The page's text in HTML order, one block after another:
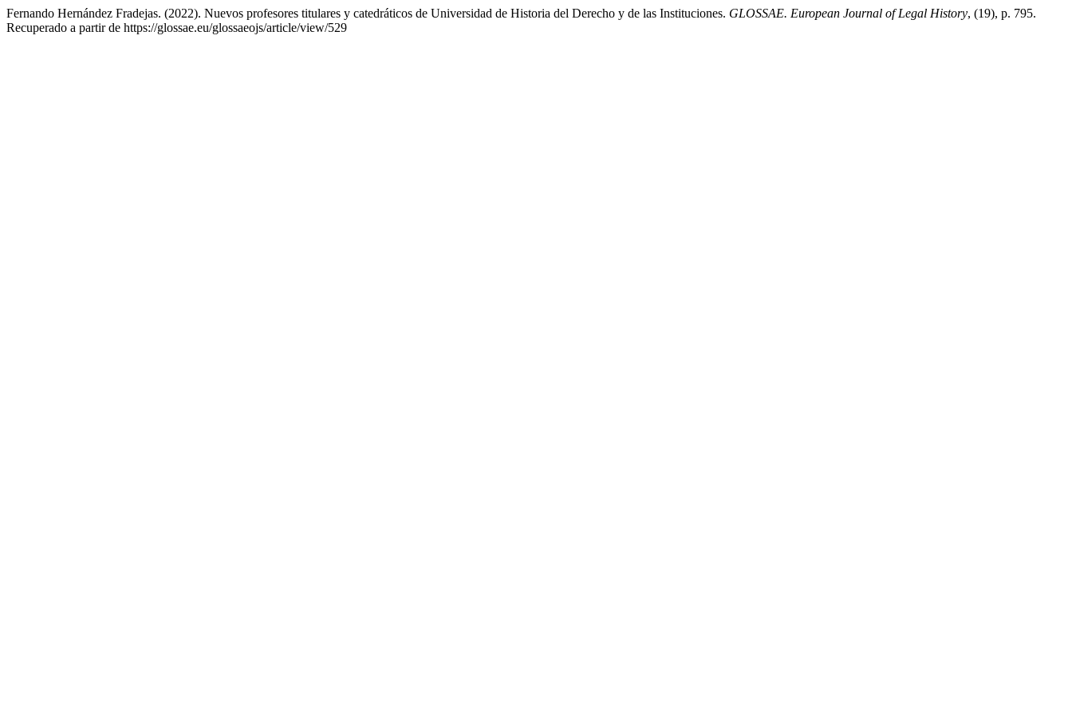
Fernando Hernández Fradejas. (2022). Nuevos profesores titulares y catedráticos de Universidad de Historia del Derecho y de las Instituciones. GLOSSAE. European Journal of Legal History, (19), p. 795.
Recuperado a partir de https://glossae.eu/glossaeojs/article/view/529